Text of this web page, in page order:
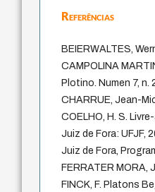
Referências
BEIERWALTES,
CAMPOLINA
Plotino. Numen 7,
CHARRUE, Jean-
COELHO, H. S.
Juiz de Fora: UFJF,
Juiz de Fora,
FERRATER
FINCK, F. Platons